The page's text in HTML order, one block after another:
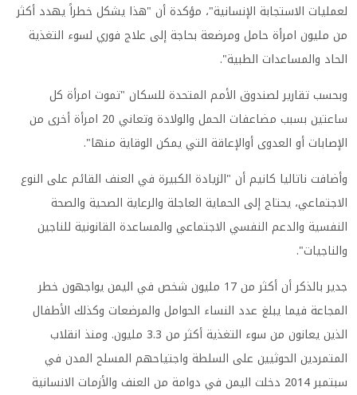
لعمليات الاستجابة الإنسانية"، مؤكدة أن "هذا يشكل خطراً يهدد أكثر
من مليون امرأة حامل ومرضعة بحاجة إلى علاج فوري لسوء التغذية
الحاد والمساعدات الطبية".
وبحسب تقارير لصندوق الأمم المتحدة للسكان "تموت امرأة كل
ساعتين بسبب مضاعفات الحمل والولادة وتعاني 20 امرأة أخرى من
الإصابات أو العدوى أوالإعاقة التي يمكن الوقاية منها".
وأضافت ناتاليا كانيم أن "الزيادة الكبيرة في العنف القائم على النوع
الاجتماعي، يحتاج إلى الحماية العاجلة والرعاية الصحية والصحة
النفسية والدعم النفسي الاجتماعي والمساعدة القانونية للناجين
والناجيات".
جدير بالذكر أن أكثر من 17 مليون شخص في اليمن يواجهون خطر
المجاعة فيما يبلغ عدد النساء الحوامل والمرضعات وكذلك الأطفال
الذين يعانون من سوء التغذية أكثر من 3.3 مليون. ومنذ انقلاب
المتمردين الحوثيين على السلطة واجتياحهم المسلح المدن في
سبتمبر 2014 دخلت اليمن في دوامة من العنف والأزمات الانسانية